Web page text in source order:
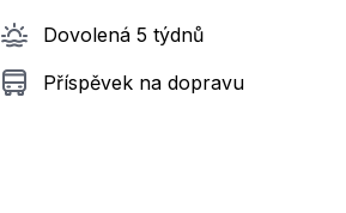
Dovolená 5 týdnů
Příspěvek na dopravu